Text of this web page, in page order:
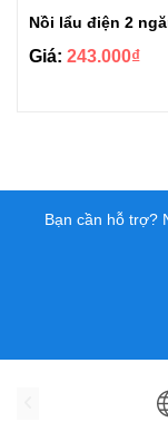
Giá: 243.000₫
Bạn cần hỗ trợ?